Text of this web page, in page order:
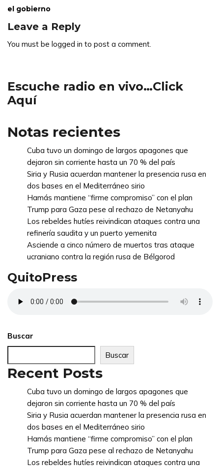
el gobierno
Leave a Reply
You must be logged in to post a comment.
Escuche radio en vivo…Click
Aquí
Notas recientes
Cuba tuvo un domingo de largos apagones que
dejaron sin corriente hasta un 70 % del país
Siria y Rusia acuerdan mantener la presencia rusa en
dos bases en el Mediterráneo sirio
Hamás mantiene “firme compromiso” con el plan
Trump para Gaza pese al rechazo de Netanyahu
Los rebeldes hutíes reivindican ataques contra una
refinería saudita y un puerto yemenita
Asciende a cinco número de muertos tras ataque
ucraniano contra la región rusa de Bélgorod
QuitoPress
Buscar
Buscar
Recent Posts
Cuba tuvo un domingo de largos apagones que
dejaron sin corriente hasta un 70 % del país
Siria y Rusia acuerdan mantener la presencia rusa en
dos bases en el Mediterráneo sirio
Hamás mantiene “firme compromiso” con el plan
Trump para Gaza pese al rechazo de Netanyahu
Los rebeldes hutíes reivindican ataques contra una